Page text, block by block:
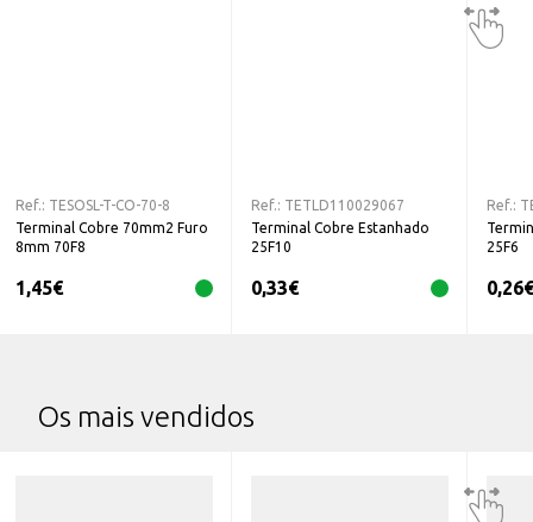
Ref.: TESOSL-T-CO-70-8
Terminal Cobre 70mm2 Furo
8mm 70F8
1,45€
Ref.: TETLD110029067
Terminal Cobre Estanhado
25F10
0,33€
Ref.:
25F6
0,26€
Os mais vendidos